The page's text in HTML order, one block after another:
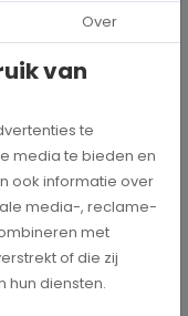
bij je past?
kan het ve...
Over
van
te
media te bieden en
ook informatie over
media-, reclame-
met
of die zij
hun diensten.